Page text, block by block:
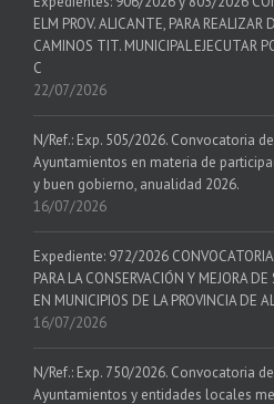
ELM PROV. ALICANTE, PARA REALIZAR
CAMINOS TIT. MUNICIPAL EJECUTAR
C
22/07/2026
N/Ref.: Exp. 505/2026. Convocatoria
Ayuntamientos en materia de
y buen gobierno, anualidad 2026.
16/07/2026
Expediente: 972/2026 CONVOCATORIA
PARA LA CONSERVACIÓN Y MEJORA
EN MUNICIPIOS DE LA PROVINCIA DE
16/07/2026
N/Ref.: Exp. 750/2026. Convocatoria
Ayuntamientos y entidades locales